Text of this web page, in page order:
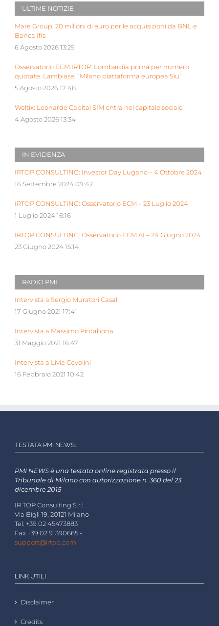
ULTIME NOTIZIE
Mare Group: 20 milioni di euro per le acquisizioni da BNL e
Banca Ifis
6 Agosto 2026 13:29
Osservatorio ECM IRTOP: Lombardia prima per numero
quotate. Lambiase: “Milano piattaforma europea Siu”
5 Agosto 2026 17:48
Weltix: Leonardo Capital SIM entra nel capitale sociale
4 Agosto 2026 13:34
IN EVIDENZA
IRTOP CONSULTING: Investor Day Lugano – 4 Ottobre 2024
16 Settembre 2024 09:42
IRTOP CONSULTING: Osservatorio ECM – 23 Luglio 2024
1 Luglio 2024 16:16
IRTOP CONSULTING: Osservatorio ECM AI – 24 Giugno 2024
23 Giugno 2024 15:14
RADIO PMI
Intervista a Sergio Muratori Casali
17 Giugno 2021 17:41
Intervista a Massimo Pintabona
31 Maggio 2021 16:47
Intervista a Livia Cevolini
16 Febbraio 2021 10:42
TESTATA PMI NEWS:
PMI NEWS è una testata online registrata presso il
Tribunale di Milano con autorizzazione n. 360 del 23
dicembre 2015
IR TOP Consulting S.r.l.
Via Bigli 19, 20121 Milano
Tel. +39 02 45473883
Fax +39 02 91390665 -
support@irtop.com
LINK UTILI
Disclaimer
Credits